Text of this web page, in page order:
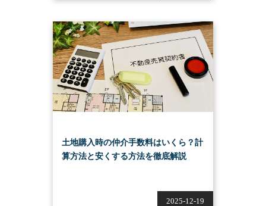
2025-12-19
土地購入時の仲介手数料はいくら？計
算方法と安くする方法を徹底解説